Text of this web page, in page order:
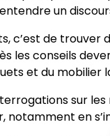
un
c’est de
les conseils
et du mobilier
sur
notamment en